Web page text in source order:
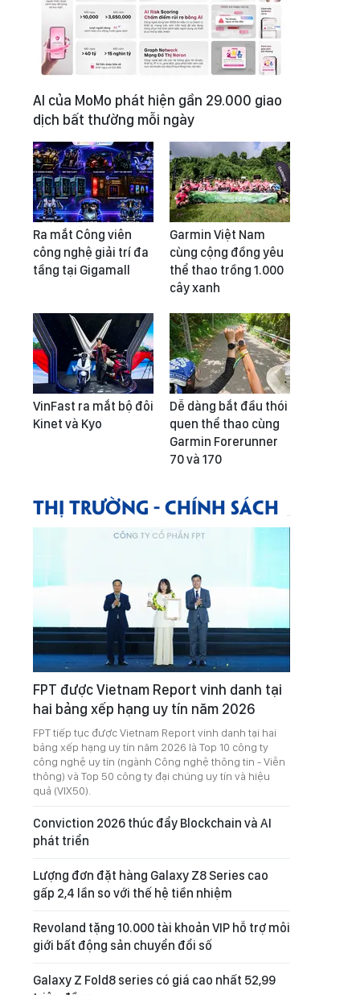
AI của MoMo phát hiện gần 29.000 giao
dịch bất thường mỗi ngày
Ra mắt Công viên
công nghệ giải trí đa
tầng tại Gigamall
Garmin Việt Nam
cùng cộng đồng yêu
thể thao trồng 1.000
cây xanh
VinFast ra mắt bộ đôi
Kinet và Kyo
Dễ dàng bắt đầu thói
quen thể thao cùng
Garmin Forerunner
70 và 170
THỊ TRƯỜNG - CHÍNH SÁCH
FPT được Vietnam Report vinh danh tại
hai bảng xếp hạng uy tín năm 2026
FPT tiếp tục được Vietnam Report vinh danh tại hai
bảng xếp hạng uy tín năm 2026 là Top 10 công ty
công nghệ uy tín (ngành Công nghệ thông tin - Viễn
thông) và Top 50 công ty đại chúng uy tín và hiệu
quả (VIX50).
Conviction 2026 thúc đẩy Blockchain và AI
phát triển
Lượng đơn đặt hàng Galaxy Z8 Series cao
gấp 2,4 lần so với thế hệ tiền nhiệm
Revoland tặng 10.000 tài khoản VIP hỗ trợ môi
giới bất động sản chuyển đổi số
Galaxy Z Fold8 series có giá cao nhất 52,99